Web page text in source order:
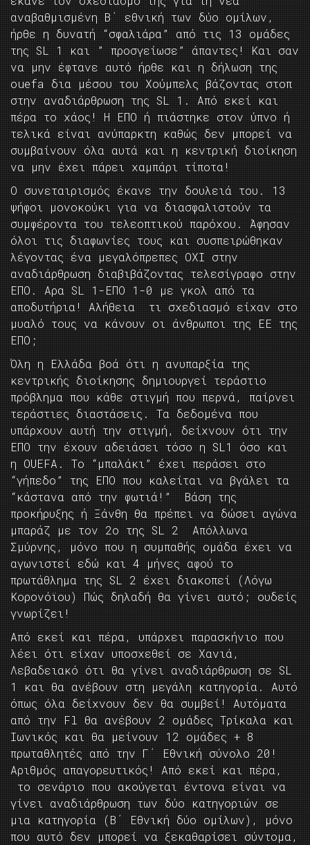
αναβαθμισμένη Β΄ εθνική των δύο ομίλων,
ήρθε η δυνατή “σφαλιάρα” από τις 13 ομάδες
της SL 1 και ” προσγείωσε” άπαντες! Και σαν
να μην έφτανε αυτό ήρθε και η δήλωση της
ouefa δια μέσου του Χούμπελς βάζοντας στοπ
στην αναδιάρθρωση της SL 1. Από εκεί και
πέρα το χάος! Η ΕΠΟ ή πιάστηκε στον ύπνο ή
τελικά είναι ανύπαρκτη καθώς δεν μπορεί να
συμβαίνουν όλα αυτά και η κεντρική διοίκηση
να μην έχει πάρει χαμπάρι τίποτα!
Ο συνεταιρισμός έκανε την δουλειά του. 13
ψήφοι μονοκούκι για να διασφαλιστούν τα
συμφέροντα του τελεοπτικού παρόχου. Άφησαν
όλοι τις διαφωνίες τους και συσπειρώθηκαν
λέγοντας ένα μεγαλόπρεπες ΟΧΙ στην
αναδιάρθρωση διαβιβάζοντας τελεσίγραφο στην
ΕΠΟ. Αρα SL 1-ΕΠΟ 1-0 με γκολ από τα
αποδυτήρια! Αλήθεια τι σχεδιασμό είχαν στο
μυαλό τους να κάνουν οι άνθρωποι της ΕΕ της
ΕΠΟ;
Όλη η Ελλάδα βοά ότι η ανυπαρξία της
κεντρικής διοίκησης δημιουργεί τεράστιο
πρόβλημα που κάθε στιγμή που περνά, παίρνει
τεράστιες διαστάσεις. Τα δεδομένα που
υπάρχουν αυτή την στιγμή, δείχνουν ότι την
ΕΠΟ την έχουν αδειάσει τόσο η SL1 όσο και
η OUEFA. Το “μπαλάκι” έχει περάσει στο
“γήπεδο” της ΕΠΟ που καλείται να βγάλει τα
“κάστανα από την φωτιά!” Βάση της
προκήρυξης ή Ξάνθη θα πρέπει να δώσει αγώνα
μπαράζ με τον 2ο της SL 2 Απόλλωνα
Σμύρνης, μόνο που η συμπαθής ομάδα έχει να
αγωνιστεί εδώ και 4 μήνες αφού το
πρωτάθλημα της SL 2 έχει διακοπεί (Λόγω
Κορονόϊου) Πώς δηλαδή θα γίνει αυτό; ουδείς
γνωρίζει!
Από εκεί και πέρα, υπάρχει παρασκήνιο που
λέει ότι είχαν υποσχεθεί σε Χανιά,
Λεβαδειακό ότι θα γίνει αναδιάρθρωση σε SL
1 και θα ανέβουν στη μεγάλη κατηγορία. Αυτό
όπως όλα δείχνουν δεν θα συμβεί! Αυτόματα
από την Fl θα ανέβουν 2 ομάδες Τρίκαλα και
Ιωνικός και θα μείνουν 12 ομάδες + 8
πρωταθλητές από την Γ΄ Εθνική σύνολο 20!
Αριθμός απαγορευτικός! Από εκεί και πέρα,
το σενάριο που ακούγεται έντονα είναι να
γίνει αναδιάρθρωση των δύο κατηγοριών σε
μια κατηγορία (Β΄ Εθνική δύο ομίλων), μόνο
που αυτό δεν μπορεί να ξεκαθαρίσει σύντομα,